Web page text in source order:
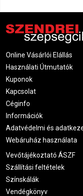
Online Vásárlói Elállás
Használati Útmutatók
Kuponok
Kapcsolat
Céginfo
Információk
Adatvédelmi és
Webáruház használata
Vevőtájékoztató ÁSZF
Szállítási feltételek
Színskálák
Vendégkönyv